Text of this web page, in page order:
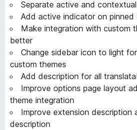
Separate active and
Add active indicator on
Make integration with custom
better
Change sidebar icon to light
custom themes
Add description for all
Improve options page layout
theme integration
Improve extension description
description